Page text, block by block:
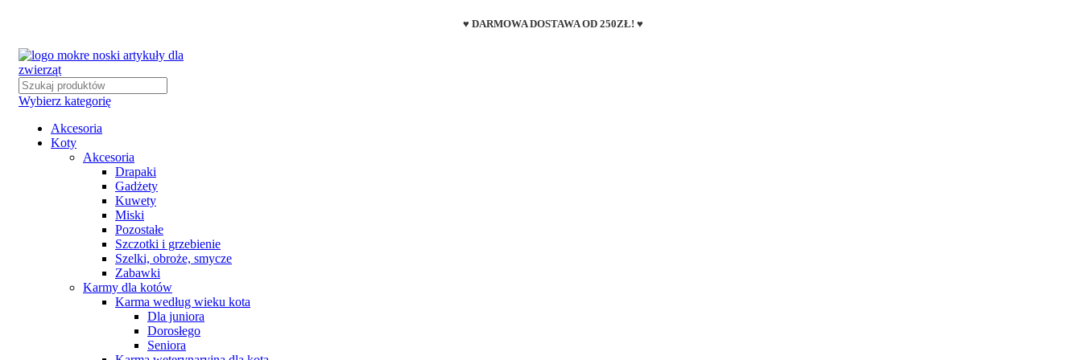
♥ DARMOWA DOSTAWA OD 250ZŁ! ♥
Wybierz kategorię
Akcesoria
Koty
Akcesoria
Drapaki
Gadżety
Kuwety
Miski
Pozostałe
Szczotki i grzebienie
Szelki, obroże, smycze
Zabawki
Karmy dla kotów
Karma według wieku kota
Dla juniora
Dorosłego
Seniora